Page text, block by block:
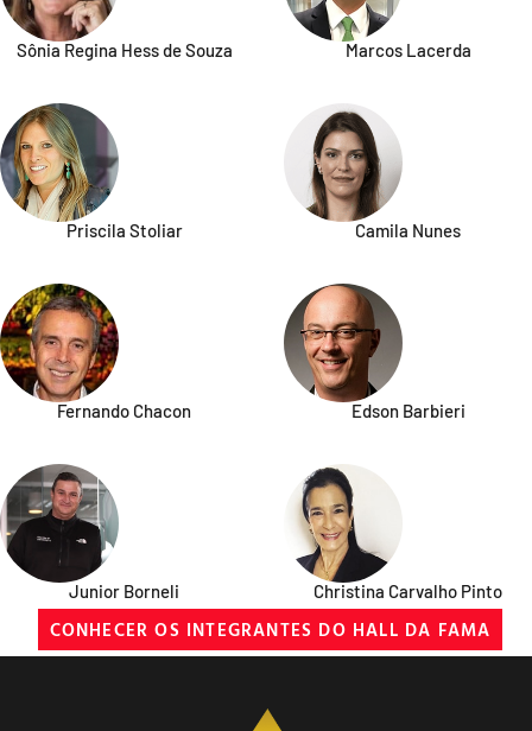
Sônia Regina Hess de Souza Marcos Lacerda
Priscila Stoliar Camila Nunes
Fernando Chacon Edson Barbieri
Junior Borneli Christina Carvalho Pinto
CONHECER OS INTEGRANTES DO HALL DA FAMA